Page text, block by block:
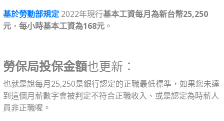
基於勞動部規定 2022年現行基本工資每月為新台幣25,250
元 ，每小時基本工資為168元 。
勞保局投保金額也更新：
也就是說每月25,250是銀行認定的正職最低標準，如果您未達
到這個月薪數字會被判定不符合正職收入、或是認定為時薪人
員非正職喔。